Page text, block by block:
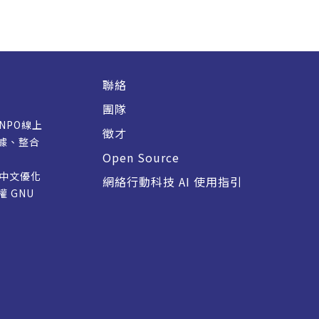
線上
、整合
文優化
GNU
聯絡
團隊
徵才
Open Source
網絡行動科技 AI 使用指引